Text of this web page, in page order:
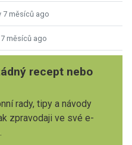
7 měsíců ago
měsíců ago
recept nebo
rady, tipy a návody
zpravodaji ve své e-